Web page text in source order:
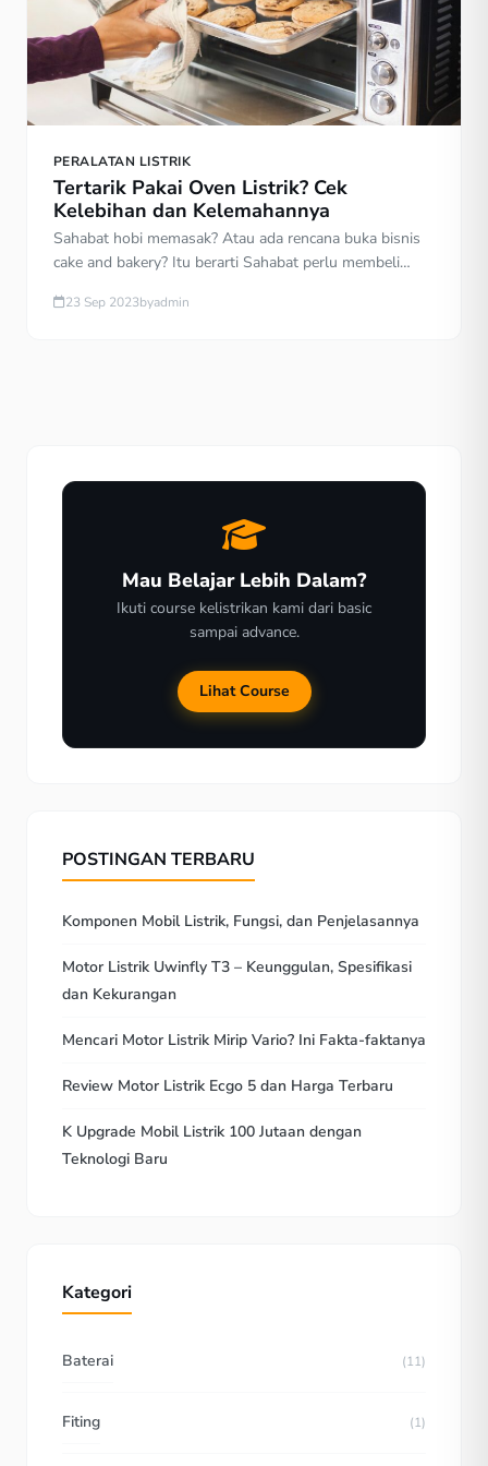
PERALATAN LISTRIK
Tertarik Pakai Oven Listrik? Cek
Kelebihan dan Kelemahannya
Sahabat hobi memasak? Atau ada rencana buka bisnis
cake and bakery? Itu berarti Sahabat perlu membeli
pemanggang selain oven gas. Dioperasikan dengan
23 Sep 2023byadmin
Mau Belajar Lebih Dalam?
Ikuti course kelistrikan kami dari basic
sampai advance.
Lihat Course
POSTINGAN TERBARU
Komponen Mobil Listrik, Fungsi, dan Penjelasannya
Motor Listrik Uwinfly T3 – Keunggulan, Spesifikasi
dan Kekurangan
Mencari Motor Listrik Mirip Vario? Ini Fakta-faktanya
Review Motor Listrik Ecgo 5 dan Harga Terbaru
K Upgrade Mobil Listrik 100 Jutaan dengan
Teknologi Baru
Kategori
Baterai (11)
Fiting (1)